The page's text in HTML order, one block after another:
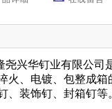
兴华钉业有限公
火、电镀、包整成
、装饰钉、封箱钉等